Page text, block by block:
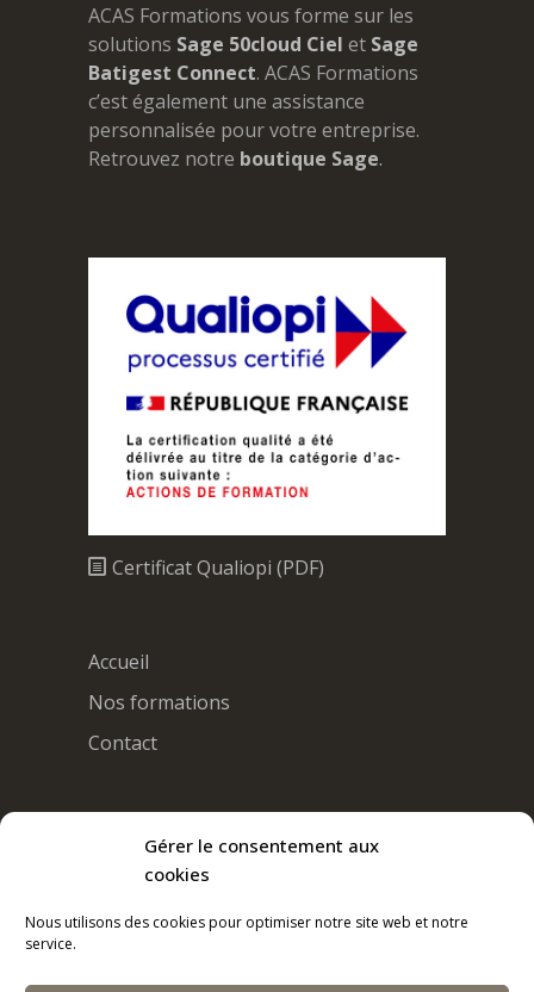
Gérer le consentement aux
cookies
Nous utilisons des cookies pour optimiser notre site web et notre
service.
ACAS Formations vous forme sur les
solutions Sage 50cloud Ciel et Sage
Batigest Connect. ACAS Formations
c’est également une assistance
personnalisée pour votre entreprise.
Retrouvez notre boutique Sage.
Certificat Qualiopi (PDF)
Accueil
Nos formations
Contact
@2025SARL Au Carré d'ASsistance - ACAS |Siège social :